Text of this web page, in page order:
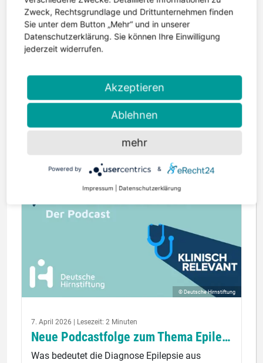
6. Mai 2026 | Lesezeit: 2 Minuten
Die neue Ausgabe der Einfälle ist erschienen. Im
wenig Aufmerksamkeit bekommt: die
Geschwister von Kindern mit Epilepsie....
© Deutsche Hirnstiftung
7. April 2026 | Lesezeit: 2 Minuten
Neue Podcastfolge zum Thema Epilepsie
Was bedeutet die Diagnose Epilepsie aus
Zweck, Rechtsgrundlage und Drittunternehmen finden
Sie unter dem Button „Mehr“ und in unserer
Datenschutzerklärung. Sie können Ihre Einwilligung
jederzeit widerrufen.
Akzeptieren
Ablehnen
mehr
Powered by &
Impressum Datenschutzerklärung